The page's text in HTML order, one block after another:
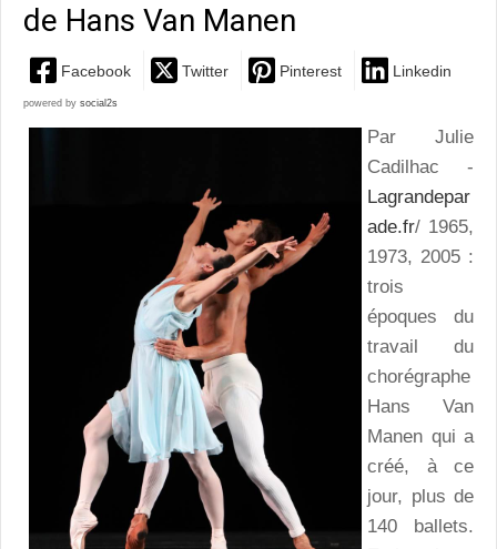
de Hans Van Manen
Facebook Twitter Pinterest Linkedin
powered by social2s
Par Julie
Cadilhac -
Lagrandepar
ade.fr/ 1965,
1973, 2005 :
trois
époques du
travail du
chorégraphe
Hans Van
Manen qui a
créé, à ce
jour, plus de
140 ballets.